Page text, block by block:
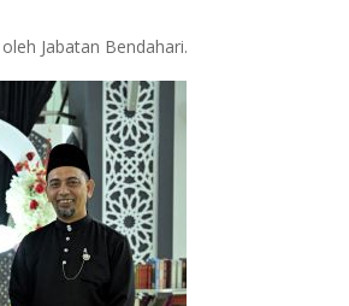
Jabatan Bendahari.